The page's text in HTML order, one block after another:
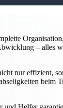
– alles
nur effizient,
beim